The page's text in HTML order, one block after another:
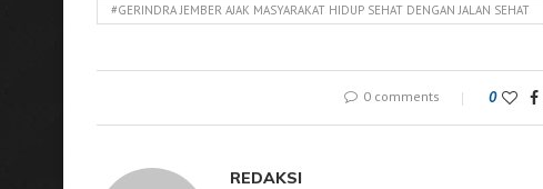
#GERINDRA JEMBER AJAK MASYARAKAT HIDUP SEHAT DENGAN JALAN SEHAT
0 comments 0
REDAKSI